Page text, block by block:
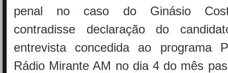
penal no caso do Ginásio
contradisse declaração do
entrevista concedida ao programa
Rádio Mirante AM no dia 4 do mês